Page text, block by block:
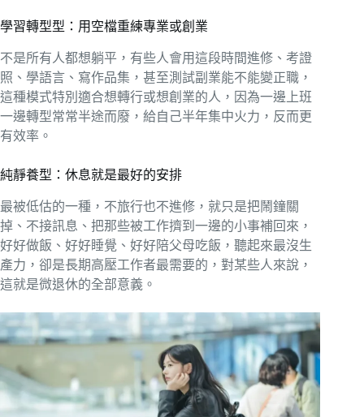
學習轉型型：用空檔重練專業或創業
不是所有人都想躺平，有些人會用這段時間進修、考證
照、學語言、寫作品集，甚至測試副業能不能變正職，
這種模式特別適合想轉行或想創業的人，因為一邊上班
一邊轉型常常半途而廢，給自己半年集中火力，反而更
有效率。
純靜養型：休息就是最好的安排
最被低估的一種，不旅行也不進修，就只是把鬧鐘關
掉、不接訊息、把那些被工作擠到一邊的小事補回來，
好好做飯、好好睡覺、好好陪父母吃飯，聽起來最沒生
產力，卻是長期高壓工作者最需要的，對某些人來說，
這就是微退休的全部意義。